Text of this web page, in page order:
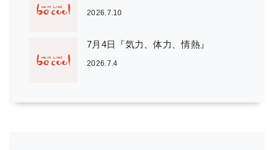
2026.7.10
7月4日『気力、体力、情熱』
2026.7.4